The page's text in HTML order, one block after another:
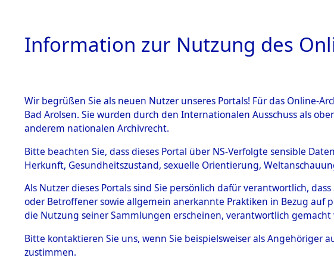
HOME BESTANDSBESCHREIBUNG
BESTÄNDE
Inhaftierungsdoku
mente
5. Verschiedenes
Todesmärsche
5.3.1 Alliierte
Ermittlungen zu
→0164
Information zur Nutzung des
Wir begrüßen Sie als neuen Nutzer unseres Portals! Für das Online-
Bad Arolsen. Sie wurden durch den Internationalen Ausschuss als
anderem nationalen Archivrecht.
Bitte beachten Sie, dass dieses Portal über NS-Verfolgte sensible
Herkunft, Gesundheitszustand, sexuelle Orientierung,
Als Nutzer dieses Portals sind Sie persönlich dafür verantwortlich,
oder Betroffener sowie allgemein anerkannte Praktiken in Bezug auf
die Nutzung seiner Sammlungen erscheinen, verantwortlich gemacht
Bitte kontaktieren Sie uns, wenn Sie beispielsweiser als
zustimmen.